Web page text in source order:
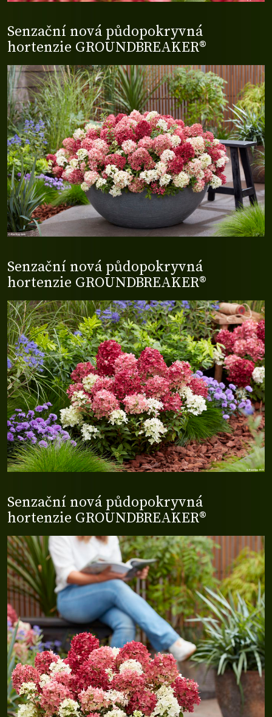
Senzační nová půdopokryvná
hortenzie GROUNDBREAKER®
Senzační nová půdopokryvná
hortenzie GROUNDBREAKER®
Senzační nová půdopokryvná
hortenzie GROUNDBREAKER®